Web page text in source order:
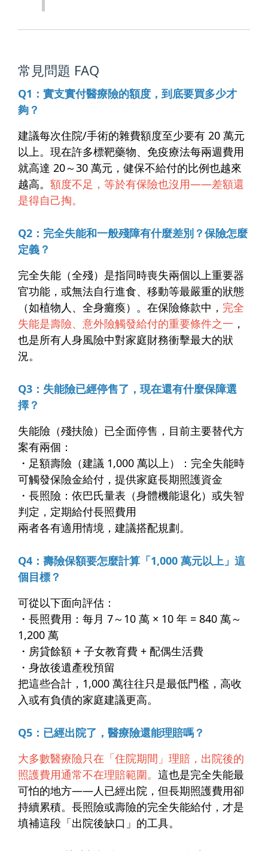
常見問題 FAQ
Q1：實支實付醫療險的額度，到底要買多少才
夠？
建議每次住院/手術的雜費額度至少要有 20 萬元
以上。現在許多標靶藥物、免疫療法每兩週費用
就高達 20～30 萬元，健保不給付的比例也越來
越高。 額度不足，等於有保險也沒用——差額還
是得自己掏。
Q2：完全失能和一般殘障有什麼差別？保險怎麼
定義？
完全失能（全殘）是指同時喪失兩個以上重要器
官功能，或無法自行進食、移動等最嚴重的狀態
（如植物人、全身癱瘓）。在保險條款中， 完全
失能是壽險、意外險觸發給付的重要條件之一 ，
也是所有人身風險中對家庭財務衝擊最大的狀
況。
Q3：失能險已經停售了，現在還有什麼保障選
擇？
失能險（殘扶險）已全面停售，目前主要替代方
案有兩個：
・足額壽險（建議 1,000 萬以上）：完全失能時
可觸發保險金給付，提供家庭長期照護資金
・長照險：依巴氏量表（身體機能退化）或失智
判定，定期給付長照費用
兩者各有適用情境，建議搭配規劃。
Q4：壽險保額要怎麼計算「1,000 萬元以上」這
個目標？
可從以下面向評估：
・長照費用：每月 7～10 萬 × 10 年 = 840 萬～
1,200 萬
・房貸餘額 + 子女教育費 + 配偶生活費
・身故後遺產稅預留
把這些合計，1,000 萬往往只是最低門檻，高收
入或有負債的家庭建議更高。
Q5：已經出院了，醫療險還能理賠嗎？
大多數醫療險只在「住院期間」理賠，出院後的
照護費用通常不在理賠範圍。 這也是完全失能最
可怕的地方——人已經出院，但長期照護費用卻
持續累積。長照險或壽險的完全失能給付，才是
填補這段「出院後缺口」的工具。